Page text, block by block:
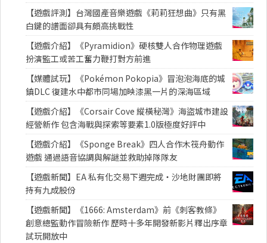
【遊戲評測】台灣國產音樂遊戲《莉莉狂想曲》只有黑
白鍵的譜面卻具有頗高挑戰性
【遊戲介紹】《Pyramidion》硬核雙人合作物理遊戲
扮演監工或苦工奮力鞭打對方前進
【媒體試玩】《Pokémon Pokopia》冒泡泡海底的城
鎮DLC 復建水中都市同場加映漆黑一片的深海區域
【遊戲介紹】《Corsair Cove 縱橫秘灣》海盜城市建設
經營新作 包含海戰與探索等要素1.0版極度好評中
【遊戲介紹】《Sponge Break》四人合作木筏舟動作
遊戲 通過語音協調與解謎並救助掉隊隊友
【遊戲新聞】EA 私有化交易下週完成・沙地財團即將
持有九成股份
【遊戲新聞】《1666: Amsterdam》前《刺客教條》
創意總監動作冒險新作 歷時十多年開發新影片釋出序章
試玩開放中